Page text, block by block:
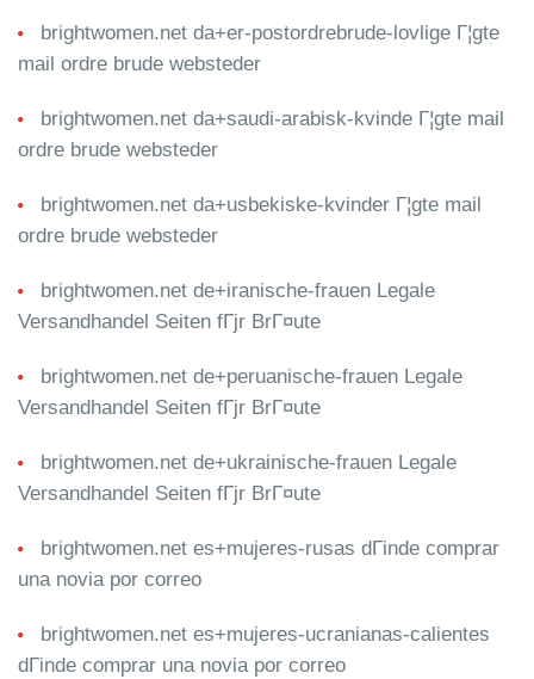
brightwomen.net da+er-postordrebrude-lovlige Г¦gte
mail ordre brude websteder
brightwomen.net da+saudi-arabisk-kvinde Г¦gte mail
ordre brude websteder
brightwomen.net da+usbekiske-kvinder Г¦gte mail
ordre brude websteder
brightwomen.net de+iranische-frauen Legale
Versandhandel Seiten fГјr BrГ¤ute
brightwomen.net de+peruanische-frauen Legale
Versandhandel Seiten fГјr BrГ¤ute
brightwomen.net de+ukrainische-frauen Legale
Versandhandel Seiten fГјr BrГ¤ute
brightwomen.net es+mujeres-rusas dГіnde comprar
una novia por correo
brightwomen.net es+mujeres-ucranianas-calientes
dГіnde comprar una novia por correo